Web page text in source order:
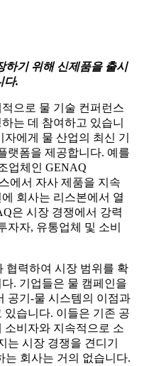
하기 위해 신제품을 출시
다.
으로 물 기술 컨퍼런스
는 데 참여하고 있습니
에게 물 산업의 최신 기
랫폼을 제공합니다. 예를
업체인 GENAQ
에서 자사 제품을 지속
회사는 리스본에서 열
은 시장 경쟁에서 강력
자자, 유통업체 및 소비
협력하여 시장 범위를 확
. 기업들은 물 캠페인을
공기-물 시스템의 이점과
습니다. 이들은 기존 공
소비자와 지속적으로 소
는 시장 경쟁을 견디기
는 회사는 거의 없습니다.